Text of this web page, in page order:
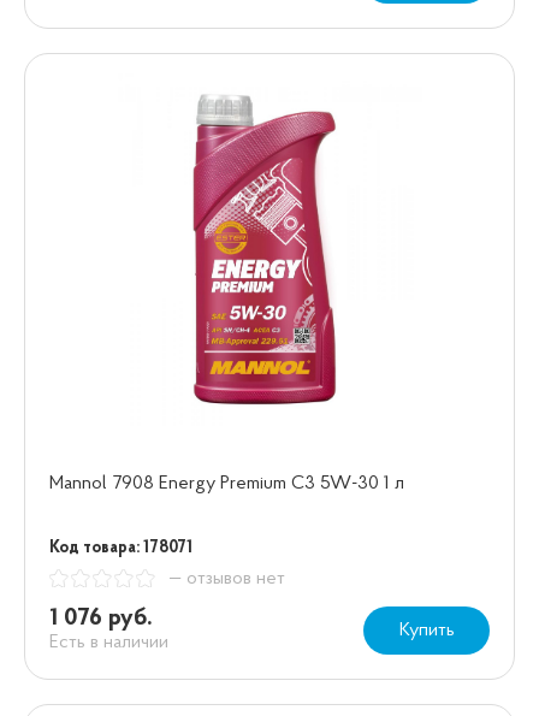
Mannol 7908 Energy Premium C3 5W-30 1 л
Код товара: 178071
— отзывов нет
1 076 руб.
Есть в наличии
Купить